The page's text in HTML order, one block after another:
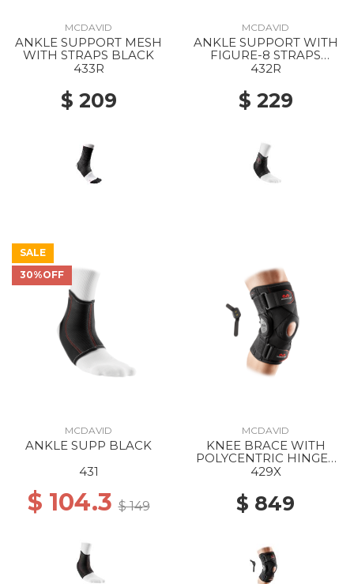
MCDAVID
ANKLE SUPPORT MESH
WITH STRAPS BLACK
433R
$ 209
MCDAVID
ANKLE SUPPORT WITH
FIGURE-8 STRAPS
BLACK
432R
$ 229
SALE
30%OFF
MCDAVID
ANKLE SUPP BLACK
431
$ 104.3$ 149
MCDAVID
KNEE BRACE WITH
POLYCENTRIC HINGES
AND CROSS STRAPS
429X
$ 849